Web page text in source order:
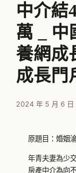
中介結
萬 _ 中
養網成
成長門
2024 年 5 月 6 日
原題目：婚姻
年青夫妻為少
房產中介為向